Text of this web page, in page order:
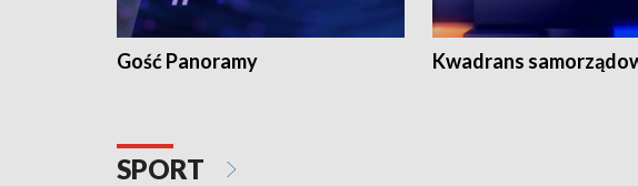
Gość Panoramy Kwadrans
SPORT